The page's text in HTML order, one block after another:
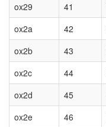
ox29
41
ox2a
42
ox2b
43
ox2c
44
ox2d
45
ox2e
46